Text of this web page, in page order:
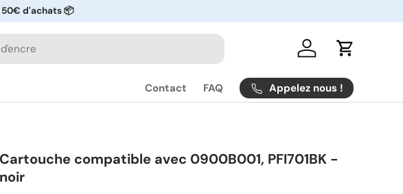
d'achats 📦
Se connecter
Panier
Contact FAQ Appelez nous !
Cartouche compatible avec 0900B001, PFI701BK -
noir